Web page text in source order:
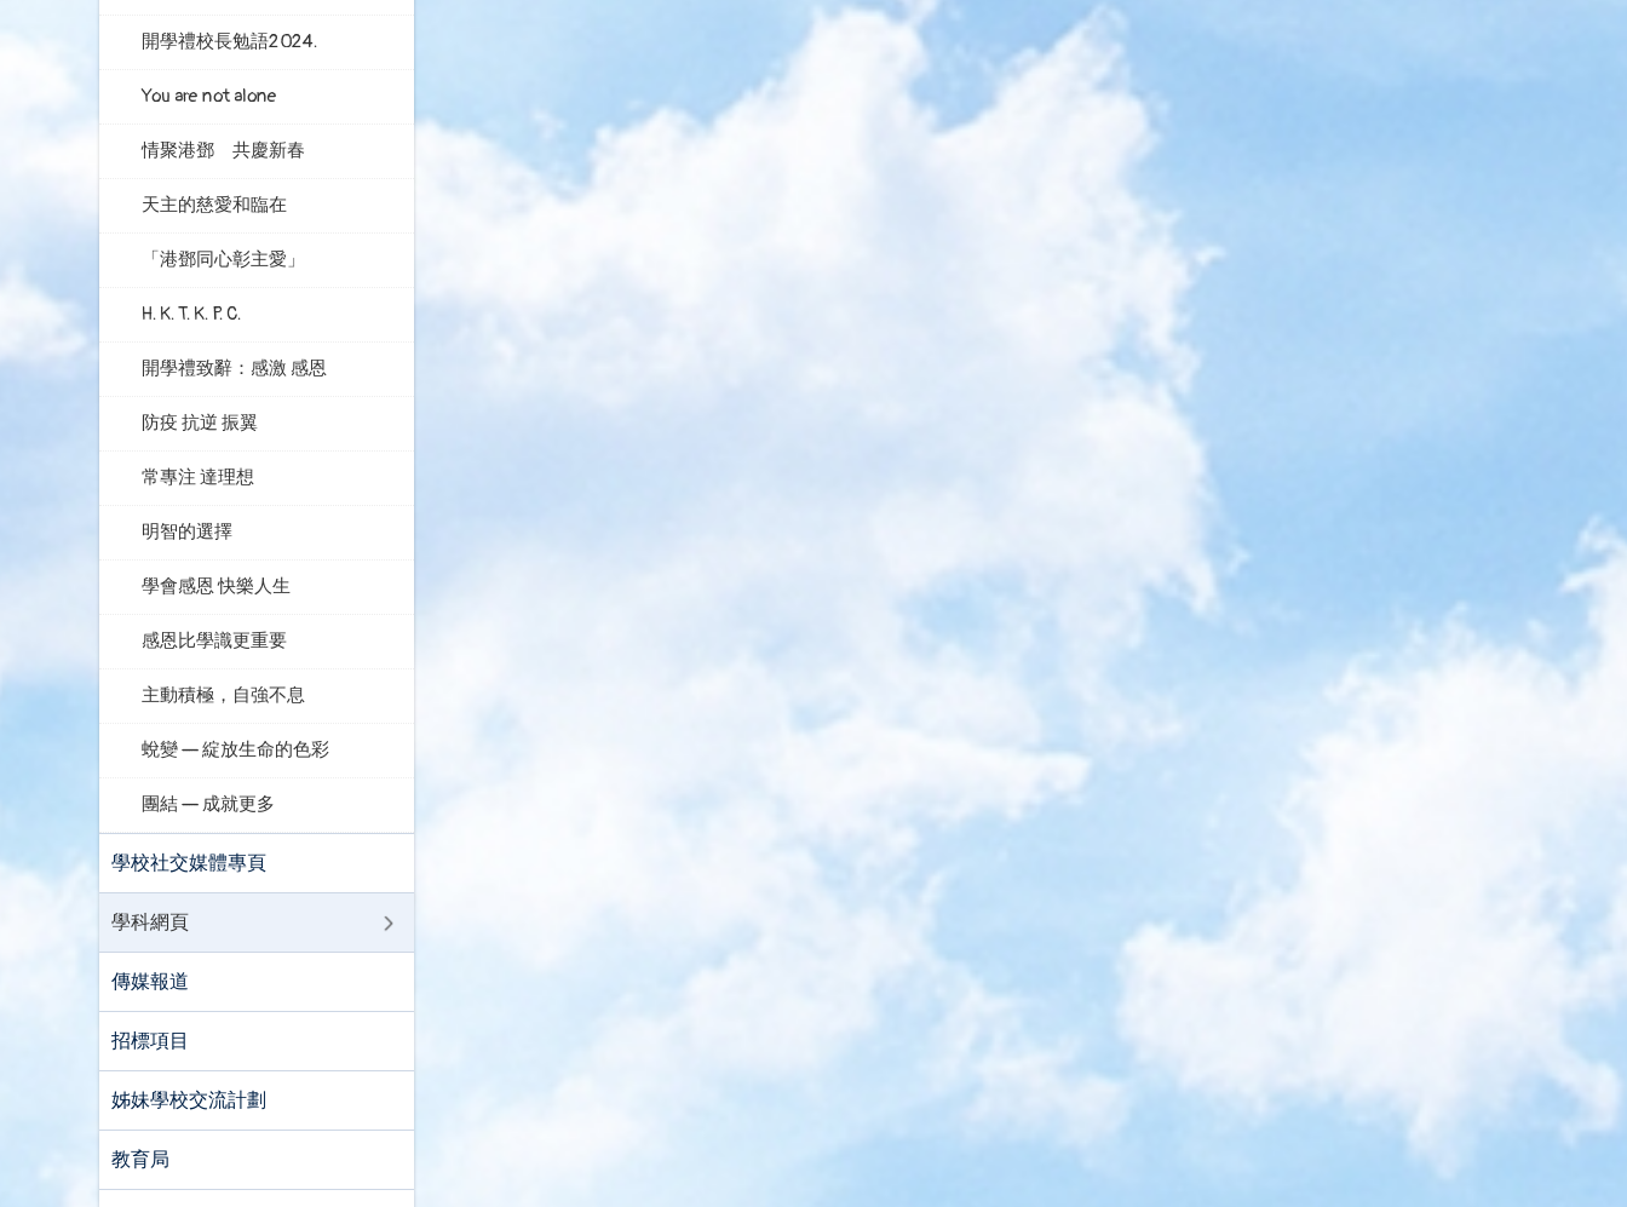
開學禮校長勉語2024.
You are not alone
情聚港鄧 共慶新春
天主的慈愛和臨在
「港鄧同心彰主愛」
H. K. T. K. P. C.
開學禮致辭：感激 感恩
防疫 抗逆 振翼
常專注 達理想
明智的選擇
學會感恩 快樂人生
感恩比學識更重要
主動積極，自強不息
蛻變 — 綻放生命的色彩
團結 — 成就更多
學校社交媒體專頁
學科網頁
傳媒報道
招標項目
姊妹學校交流計劃
教育局